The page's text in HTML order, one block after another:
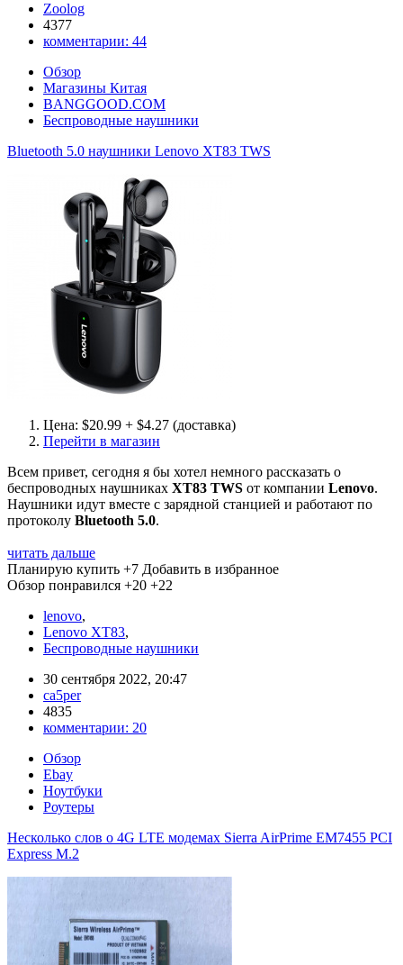
Zoolog
4377
комментарии: 44
Обзор
Магазины Китая
BANGGOOD.COM
Беспроводные наушники
Bluetooth 5.0 наушники Lenovo XT83 TWS
Цена: $20.99 + $4.27 (доставка)
Перейти в магазин
Всем привет, сегодня я бы хотел немного рассказать о
беспроводных наушниках XT83 TWS от компании Lenovo.
Наушники идут вместе с зарядной станцией и работают по
протоколу Bluetooth 5.0.
читать дальше
Планирую купить +7 Добавить в избранное
Обзор понравился +20 +22
lenovo,
Lenovo XT83,
Беспроводные наушники
30 сентября 2022, 20:47
ca5per
4835
комментарии: 20
Обзор
Ebay
Ноутбуки
Роутеры
Несколько слов о 4G LTE модемах Sierra AirPrime EM7455 PCI
Express M.2